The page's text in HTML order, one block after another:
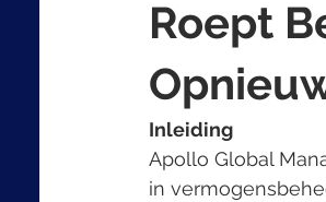
Roept
Inleiding
Apollo Global
in